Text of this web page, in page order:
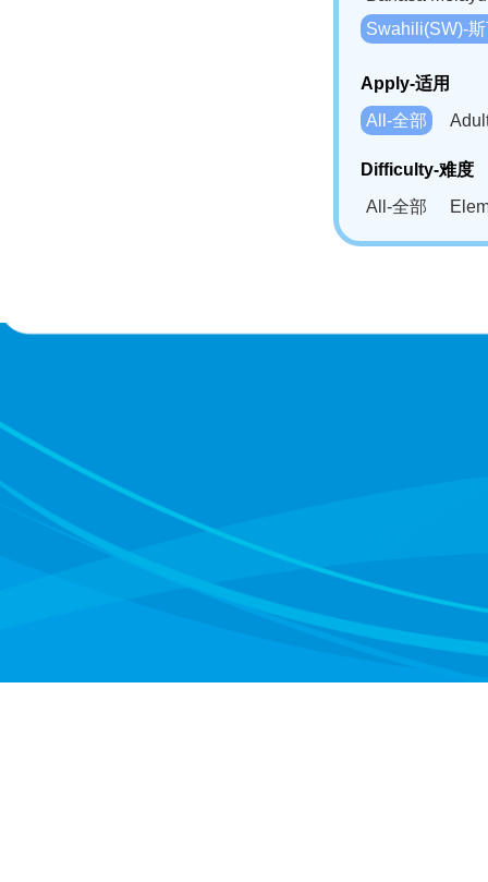
Swahili(SW)-
Apply-适用
All-全部
Difficulty-难度
All-全部